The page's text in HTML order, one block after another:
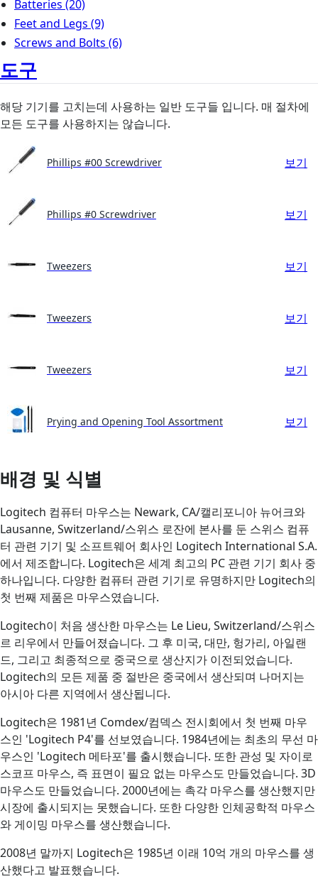
Batteries (20)
Feet and Legs (9)
Screws and Bolts (6)
도구
해당 기기를 고치는데 사용하는 일반 도구들 입니다. 매 절차에
모든 도구를 사용하지는 않습니다.
Phillips #00 Screwdriver 보기
Phillips #0 Screwdriver 보기
Tweezers 보기
Tweezers 보기
Tweezers 보기
Prying and Opening Tool Assortment 보기
배경 및 식별
Logitech 컴퓨터 마우스는 Newark, CA/캘리포니아 뉴어크와
Lausanne, Switzerland/스위스 로잔에 본사를 둔 스위스 컴퓨
터 관련 기기 및 소프트웨어 회사인 Logitech International S.A.
에서 제조합니다. Logitech은 세계 최고의 PC 관련 기기 회사 중
하나입니다. 다양한 컴퓨터 관련 기기로 유명하지만 Logitech의
첫 번째 제품은 마우스였습니다.
Logitech이 처음 생산한 마우스는 Le Lieu, Switzerland/스위스
르 리우에서 만들어졌습니다. 그 후 미국, 대만, 헝가리, 아일랜
드, 그리고 최종적으로 중국으로 생산지가 이전되었습니다.
Logitech의 모든 제품 중 절반은 중국에서 생산되며 나머지는
아시아 다른 지역에서 생산됩니다.
Logitech은 1981년 Comdex/컴덱스 전시회에서 첫 번째 마우
스인 'Logitech P4'를 선보였습니다. 1984년에는 최초의 무선 마
우스인 'Logitech 메타포'를 출시했습니다. 또한 관성 및 자이로
스코프 마우스, 즉 표면이 필요 없는 마우스도 만들었습니다. 3D
마우스도 만들었습니다. 2000년에는 촉각 마우스를 생산했지만
시장에 출시되지는 못했습니다. 또한 다양한 인체공학적 마우스
와 게이밍 마우스를 생산했습니다.
2008년 말까지 Logitech은 1985년 이래 10억 개의 마우스를 생
산했다고 발표했습니다.